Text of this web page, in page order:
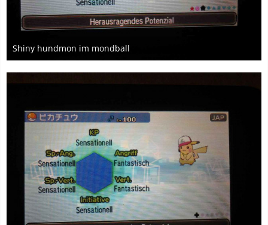
Shiny hundmon im mondball
18. Mai 2017